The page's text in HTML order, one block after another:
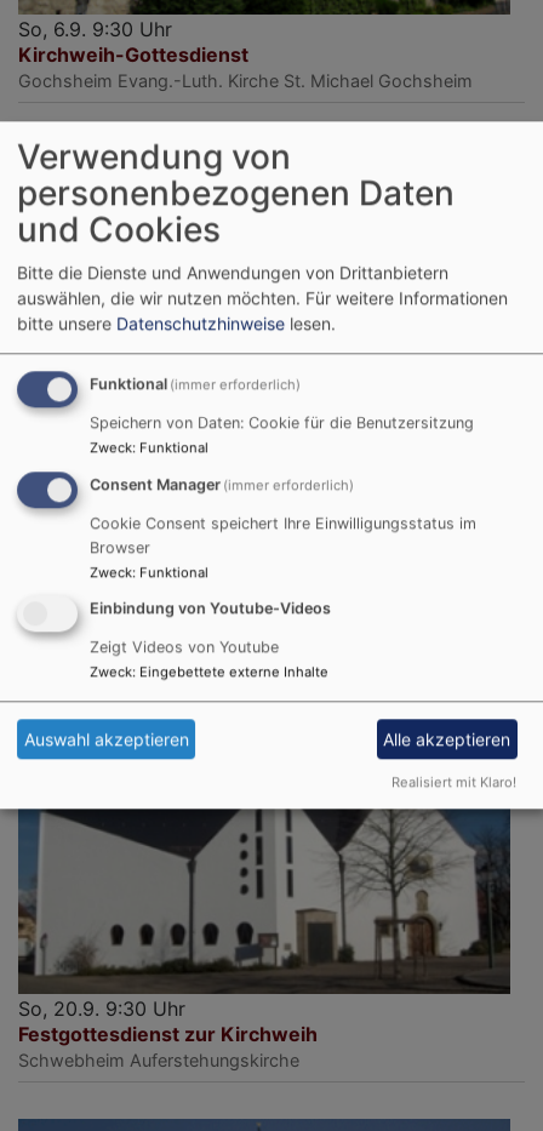
So, 6.9. 9:30 Uhr
Kirchweih-Gottesdienst
Gochsheim Evang.-Luth. Kirche St. Michael Gochsheim
So, 13.9. 9:30 Uhr
Nachkirchweih-Gottesdienst
Gochsheim Evang.-Luth. Kirche St. Michael Gochsheim
So, 20.9. 9:30 Uhr
Festgottesdienst zur Kirchweih
Schwebheim Auferstehungskirche
Verwendung von
personenbezogenen Daten
und Cookies
Bitte die Dienste und Anwendungen von Drittanbietern
auswählen, die wir nutzen möchten. Für weitere Informationen
bitte unsere Datenschutzhinweise lesen.
Funktional (immer erforderlich)
Speichern von Daten: Cookie für die Benutzersitzung
Zweck: Funktional
Consent Manager (immer erforderlich)
Cookie Consent speichert Ihre Einwilligungsstatus im
Browser
Zweck: Funktional
Einbindung von Youtube-Videos
Zeigt Videos von Youtube
Zweck: Eingebettete externe Inhalte
Auswahl akzeptieren Alle akzeptieren
Realisiert mit Klaro!